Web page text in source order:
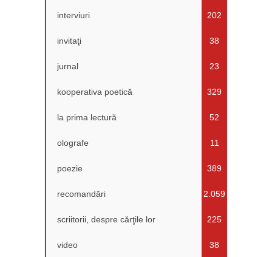
interviuri 202
invitaţi 38
jurnal 23
kooperativa poetică 329
la prima lectură 52
olografe 11
poezie 389
recomandări 2.059
scriitorii, despre cărţile lor 225
video 38